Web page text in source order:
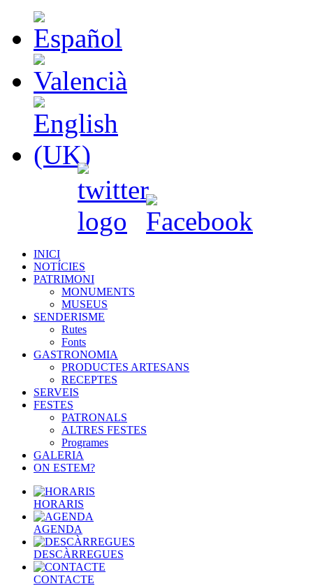
INICI
NOTÍCIES
PATRIMONI
MONUMENTS
MUSEUS
SENDERISME
Rutes
Fonts
GASTRONOMIA
PRODUCTES ARTESANS
RECEPTES
SERVEIS
FESTES
PATRONALS
ALTRES FESTES
Programes
GALERIA
ON ESTEM?
HORARIS
AGENDA
DESCÀRREGUES
CONTACTE